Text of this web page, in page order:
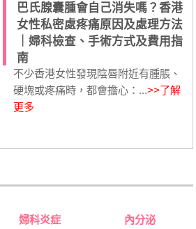
巴氏腺囊腫會自己消失嗎？香港
女性私密處疼痛原因及處理方法
｜婦科檢查、手術方式及費用指
南
不少香港女性發現陰唇附近有腫脹、
硬塊或疼痛時，都會擔心：...>>了解
更多
婦科炎症 內分泌